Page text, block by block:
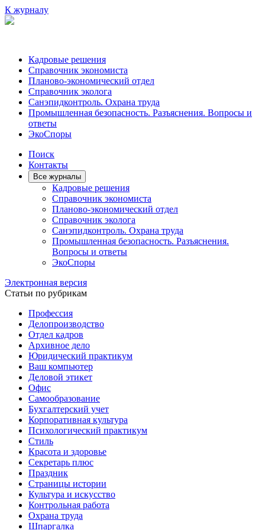
К журналу
Кадровые решения
Справочник экономиста
Планово-экономический отдел
Справочник эколога
Санэпидконтроль. Охрана труда
Промышленная безопасность. Разъяснения. Вопросы и
ответы
ЭкоСпоры
Поиск
Контакты
Все журналы
Кадровые решения
Справочник экономиста
Планово-экономический отдел
Справочник эколога
Санэпидконтроль. Охрана труда
Промышленная безопасность. Разъяснения.
Вопросы и ответы
ЭкоСпоры
Электронная версия
Статьи по рубрикам
Профессия
Делопроизводство
Отдел кадров
Архивное дело
Юридический практикум
Ваш компьютер
Деловой этикет
Офис
Самообразование
Бухгалтерский учет
Корпоративная культура
Психологический практикум
Стиль
Красота и здоровье
Секретарь плюс
Праздник
Страницы истории
Культура и искусство
Контрольная работа
Охрана труда
Шпаргалка